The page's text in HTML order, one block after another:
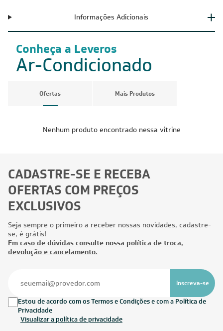
Informações Adicionais
Conheça a Leveros
Ar-Condicionado
Ofertas Mais Produtos
Nenhum produto encontrado nessa vitrine
CADASTRE-SE E RECEBA
OFERTAS COM PREÇOS
EXCLUSIVOS
Seja sempre o primeiro a receber nossas novidades, cadastre-
se, é grátis!
Em caso de dúvidas consulte nossa política de troca,
devolução e cancelamento.
Inscreva-se
Estou de acordo com os Termos e Condições e com a Política de
Privacidade
Visualizar a política de privacidade